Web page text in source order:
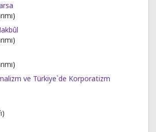
ve Türkiye`de Korporatizm